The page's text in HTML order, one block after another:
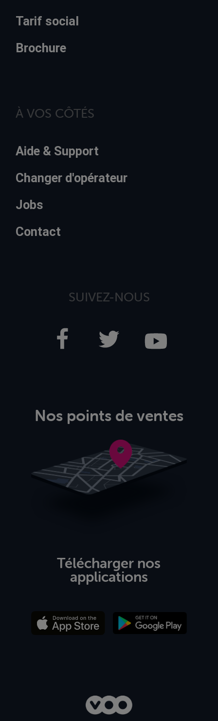
Tarif social
Brochure
À VOS CÔTÉS
Aide & Support
Changer d'opérateur
Jobs
Contact
SUIVEZ-NOUS
Nos points de ventes
Télécharger nos
applications